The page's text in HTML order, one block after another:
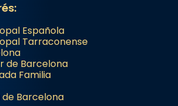
Española
Tarraconense
de Barcelona
Familia
Barcelona